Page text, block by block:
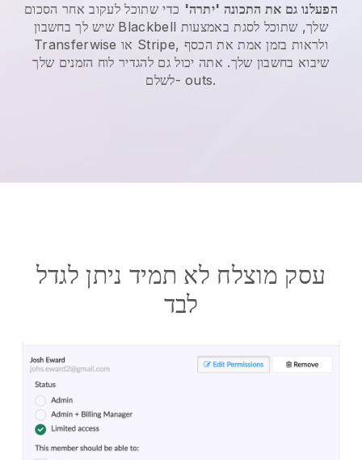
הפעלנו גם את התכונה 'יתרה' כדי שתוכל לעקוב אחר הסכום
שיש לך בחשבון Blackbell שלך, שתוכל לסגת באמצעות
Transferwise או Stripe, ולראות בזמן אמת את הכסף
שיבוא בחשבון שלך. אתה יכול גם להגדיר לוח הזמנים שלך
לשלם- outs.
עסק מוצלח לא תמיד ניתן לגדל
לבד